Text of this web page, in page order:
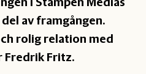
av framgången.
rolig relation med
Fredrik Fritz.